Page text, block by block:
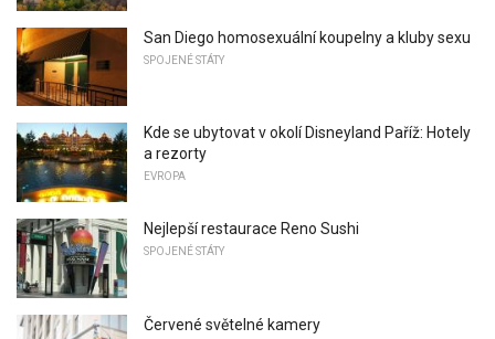
San Diego homosexuální koupelny a kluby sexu
SPOJENÉ STÁTY
Kde se ubytovat v okolí Disneyland Paříž: Hotely
a rezorty
EVROPA
Nejlepší restaurace Reno Sushi
SPOJENÉ STÁTY
Červené světelné kamery